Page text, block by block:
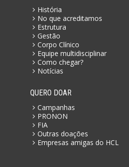
História
No que acreditamos
Estrutura
Gestão
Corpo Clínico
Equipe multidisciplinar
Como chegar?
Notícias
QUERO DOAR
Campanhas
PRONON
FIA
Outras doações
Empresas amigas do HCL